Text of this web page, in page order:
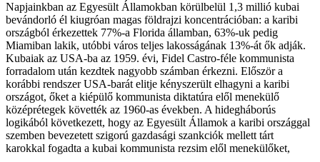
Napjainkban az Egyesült Államokban körülbelül 1,3 millió kubai
bevándorló él kiugróan magas földrajzi koncentrációban: a karibi
országból érkezettek 77%-a Florida államban, 63%-uk pedig
Miamiban lakik, utóbbi város teljes lakosságának 13%-át ők adják.
Kubaiak az USA-ba az 1959. évi, Fidel Castro-féle kommunista
forradalom után kezdtek nagyobb számban érkezni. Először a
korábbi rendszer USA-barát elitje kényszerült elhagyni a karibi
országot, őket a kiépülő kommunista diktatúra elől menekülő
középrétegek követték az 1960-as években. A hidegháborús
logikából következett, hogy az Egyesült Államok a karibi országgal
szemben bevezetett szigorú gazdasági szankciók mellett tárt
karokkal fogadta a kubai kommunista rezsim elől menekülőket,